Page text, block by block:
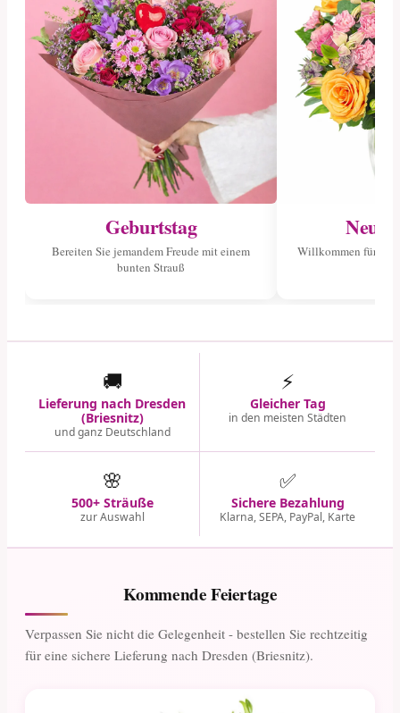
Geburtstag
Bereiten Sie jemandem Freude mit einem
bunten Strauß
Willkommen für
🚚
Lieferung nach Dresden
(Briesnitz)
und ganz Deutschland
⚡
Gleicher Tag
in den meisten Städten
🌸
500+ Sträuße
zur Auswahl
✅
Sichere Bezahlung
Klarna, SEPA, PayPal, Karte
Kommende Feiertage
Verpassen Sie nicht die Gelegenheit - bestellen Sie rechtzeitig
für eine sichere Lieferung nach Dresden (Briesnitz).